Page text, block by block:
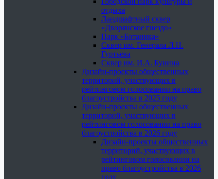
отдыха
Ландшафтный сквер
«Дворянское гнездо»
Парк «Ботаника»
Сквер им. Генерала Л.Н.
Гуртьева
Сквер им. И.А. Бунина
Дизайн-проекты общественных
территорий, участвующих в
рейтинговом голосовании на право
благоустройства в 2025 году
Дизайн-проекты общественных
территорий, участвующих в
рейтинговом голосовании на право
благоустройства в 2026 году
Дизайн-проекты общественных
территорий, участвующих в
рейтинговом голосовании на
право благоустройства в 2026
году